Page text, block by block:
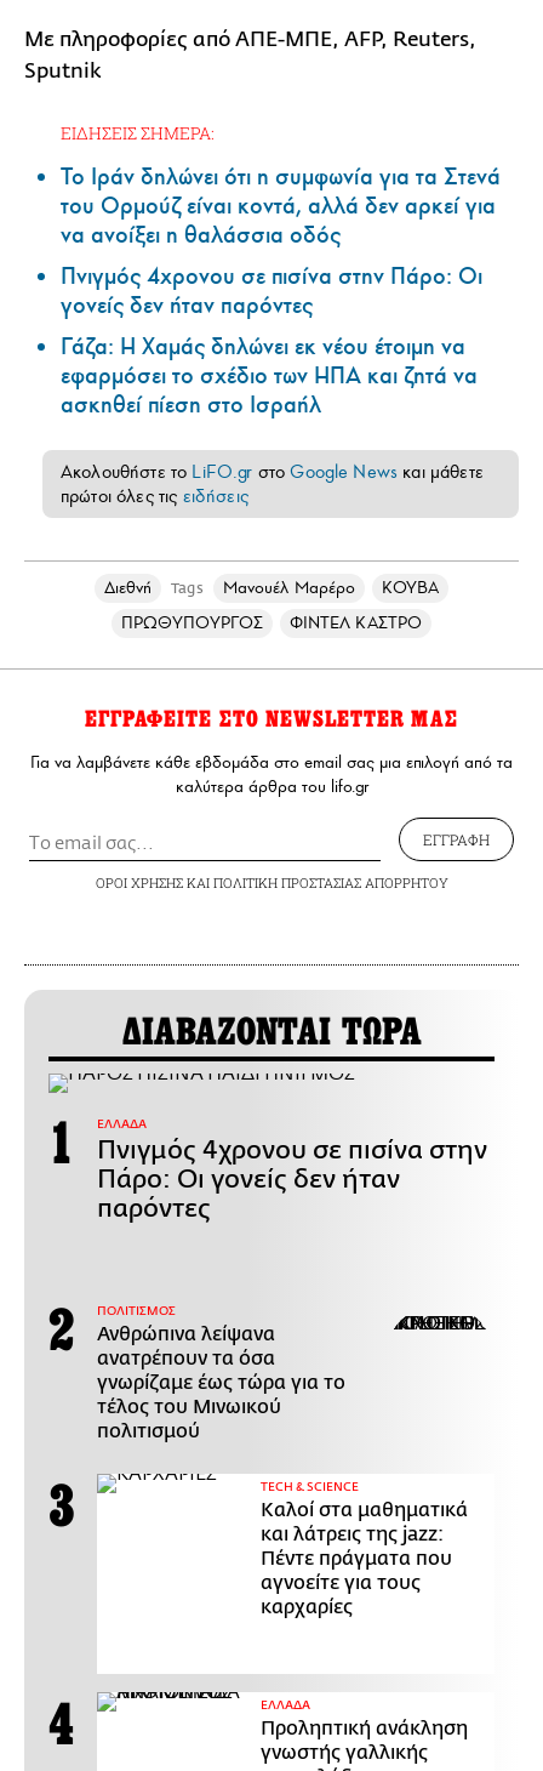
Με πληροφορίες από ΑΠΕ-ΜΠΕ, AFP, Reuters,
Sputnik
ΕΙΔΗΣΕΙΣ ΣΗΜΕΡΑ:
Το Ιράν δηλώνει ότι η συμφωνία για τα Στενά
του Ορμούζ είναι κοντά, αλλά δεν αρκεί για
να ανοίξει η θαλάσσια οδός
Πνιγμός 4χρονου σε πισίνα στην Πάρο: Οι
γονείς δεν ήταν παρόντες
Γάζα: Η Χαμάς δηλώνει εκ νέου έτοιμη να
εφαρμόσει το σχέδιο των ΗΠΑ και ζητά να
ασκηθεί πίεση στο Ισραήλ
Ακολουθήστε το LiFO.gr στοGoogle News και μάθετε
πρώτοι όλες τις ειδήσεις
Διεθνή Tags Μανουέλ Μαρέρο
ΚΟΥΒΑ
ΠΡΩΘΥΠΟΥΡΓΟΣ
ΦΙΝΤΕΛ ΚΑΣΤΡΟ
ΕΓΓΡΑΦΕΙΤΕ ΣΤΟ NEWSLETTER ΜΑΣ
Για να λαμβάνετε κάθε εβδομάδα στο email σας μια επιλογή από τα
καλύτερα άρθρα του lifo.gr
ΕΓΓΡΑΦΗ
ΟΡΟΙ ΧΡΗΣΗΣΚΑΙ ΠΟΛΙΤΙΚΗ ΠΡΟΣΤΑΣΙΑΣ ΑΠΟΡΡΗΤΟΥ
ΔΙΑΒΑΖΟΝΤΑΙ ΤΩΡΑ
ΕΛΛΑΔΑ
Πνιγμός 4χρονου σε πισίνα στην
Πάρο: Οι γονείς δεν ήταν
παρόντες
ΠΟΛΙΤΙΣΜΟΣ
Ανθρώπινα λείψανα
ανατρέπουν τα όσα
γνωρίζαμε έως τώρα για το
τέλος του Μινωικού
πολιτισμού
ΤECH & SCIENCE
Καλοί στα μαθηματικά
και λάτρεις της jazz:
Πέντε πράγματα που
αγνοείτε για τους
καρχαρίες
ΕΛΛΑΔΑ
Προληπτική ανάκληση
γνωστής γαλλικής